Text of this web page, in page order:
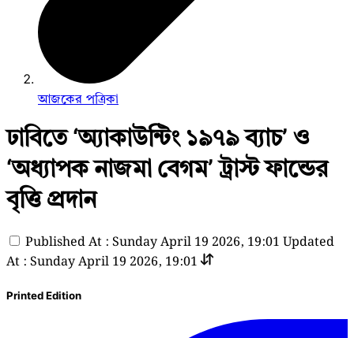
আজকের পত্রিকা
ঢাবিতে ‘অ্যাকাউন্টিং ১৯৭৯ ব্যাচ’ ও
‘অধ্যাপক নাজমা বেগম’ ট্রাস্ট ফান্ডের
বৃত্তি প্রদান
Published At : Sunday April 19 2026, 19:01 Updated
At : Sunday April 19 2026, 19:01
Printed Edition